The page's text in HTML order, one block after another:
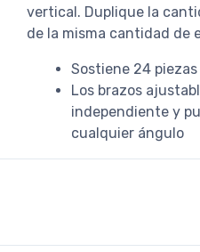
vertical. Duplique la
de la misma cantidad de
Sostiene 24
Los brazos
independiente y
cualquier ángulo